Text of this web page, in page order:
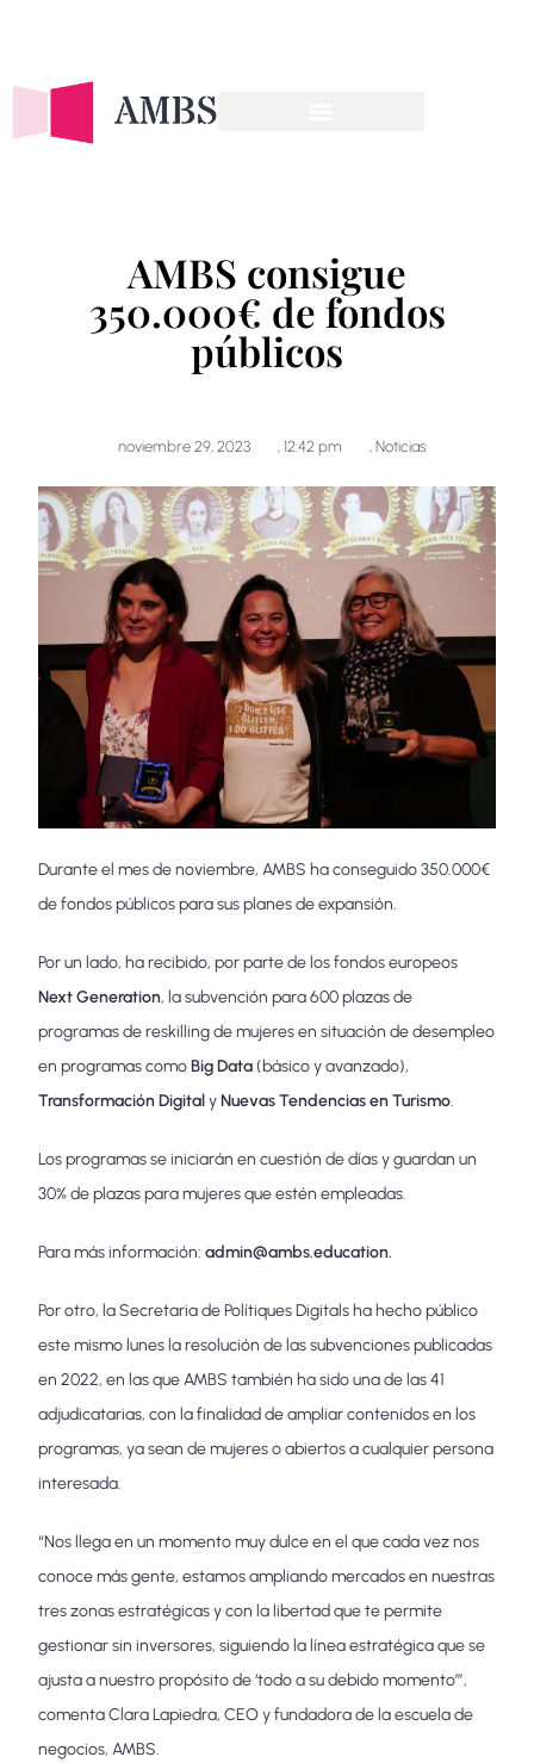
AMBS consigue
350.000€ de fondos
públicos
noviembre 29, 2023 , 12:42 pm , Noticias
Durante el mes de noviembre, AMBS ha conseguido 350.000€
de fondos públicos para sus planes de expansión.
Por un lado, ha recibido, por parte de los fondos europeos
Next Generation, la subvención para 600 plazas de
programas de reskilling de mujeres en situación de desempleo
en programas comoBig Data(básico y avanzado),
Transformación DigitalyNuevas Tendencias en Turismo.
Los programas se iniciarán en cuestión de días y guardan un
30% de plazas para mujeres que estén empleadas.
Para más información:admin@ambs.education.
Por otro, la Secretaria de Polítiques Digitals ha hecho público
este mismo lunes la resolución de las subvenciones publicadas
en 2022, en las que AMBS también ha sido una de las 41
adjudicatarias, con la finalidad de ampliar contenidos en los
programas, ya sean de mujeres o abiertos a cualquier persona
interesada.
“Nos llega en un momento muy dulce en el que cada vez nos
conoce más gente, estamos ampliando mercados en nuestras
tres zonas estratégicas y con la libertad que te permite
gestionar sin inversores, siguiendo la línea estratégica que se
ajusta a nuestro propósito de ‘todo a su debido momento’”,
comenta Clara Lapiedra, CEO y fundadora de la escuela de
negocios, AMBS.